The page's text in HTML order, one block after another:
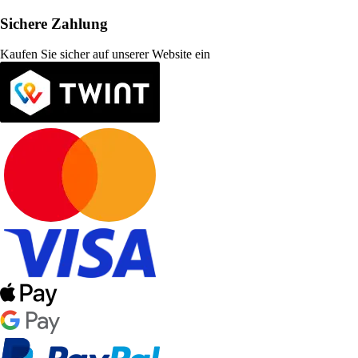
Sichere Zahlung
Kaufen Sie sicher auf unserer Website ein